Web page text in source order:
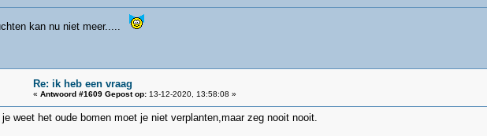
kan nu niet meer.....
Re: ik heb een vraag
« Antwoord #1609 Gepost op:13-12-2020, 13:58:08 »
je weet het oude bomen moet je niet verplanten,maar zeg nooit nooit.